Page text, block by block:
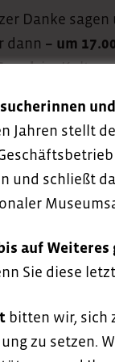
sagen
dann – um
im
Wir
Jahren stellt
und schließt
auf Weiteres
Sie diese
bitten wir, sich
zu setzen.